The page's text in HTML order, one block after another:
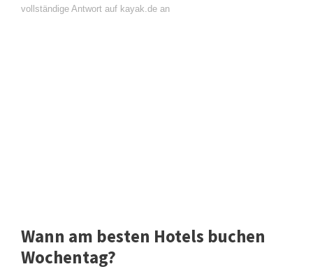
vollständige Antwort auf kayak.de an
Wann am besten Hotels buchen
Wochentag?